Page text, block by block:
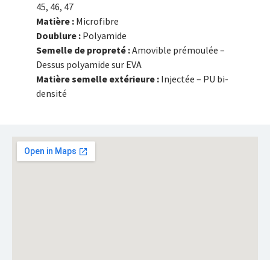
45, 46, 47
Matière : Microfibre
Doublure : Polyamide
Semelle de propreté :Amovible prémoulée –
Dessus polyamide sur EVA
Matière semelle extérieure : Injectée – PU bi-
densité